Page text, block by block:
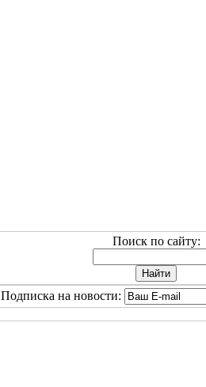
Поиск по сайту:
Подписка на новости: